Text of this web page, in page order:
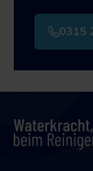
0315